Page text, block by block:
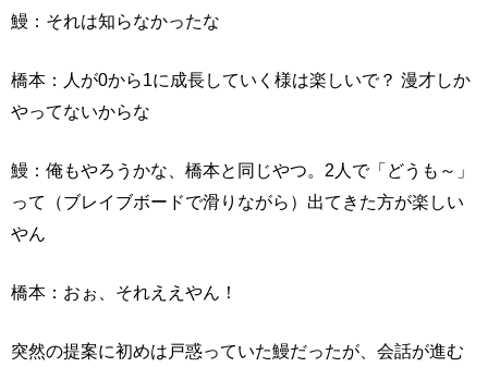
鰻：それは知らなかったな
橋本：人が0から1に成長していく様は楽しいで？ 漫才しか
やってないからな
鰻：俺もやろうかな、橋本と同じやつ。2人で「どうも～」
って（ブレイブボードで滑りながら）出てきた方が楽しい
やん
橋本：おぉ、それええやん！
突然の提案に初めは戸惑っていた鰻だったが、会話が進む